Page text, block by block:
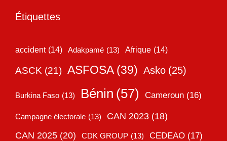
Étiquettes
accident (14) Adakpamé (13) Afrique (14)
ASCK (21) ASFOSA (39) Asko (25)
Burkina Faso (13) Bénin (57) Cameroun (16)
Campagne électorale (13) CAN 2023 (18)
CAN 2025 (20) CDK GROUP (13) CEDEAO (17)